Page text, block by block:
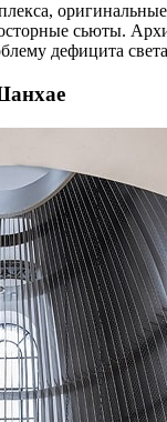
сьюты.
дефицита